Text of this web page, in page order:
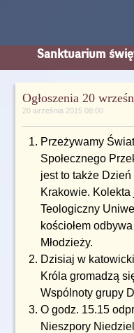
Sanktuarium
Ogłoszenia 20
20 września 2015 08:00
Przeżywamy
Społecznego
jest to także
Krakowie. Kolekta
Teologiczny
kościołem
Młodzieży.
Dzisiaj w
Króla gromadzą
Wspólnoty grupy
O godz. 15.15
Nieszpory